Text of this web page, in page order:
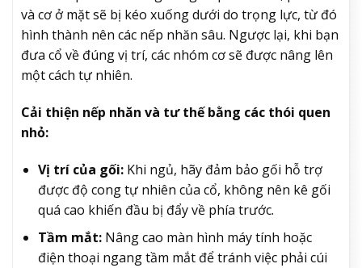
và cơ ở mặt sẽ bị kéo xuống dưới do trọng lực, từ đó
hình thành nên các nếp nhăn sâu. Ngược lại, khi bạn
đưa cổ về đúng vị trí, các nhóm cơ sẽ được nâng lên
một cách tự nhiên.
Cải thiện nếp nhăn và tư thế bằng các thói quen
nhỏ:
Vị trí của gối:Khi ngủ, hãy đảm bảo gối hỗ trợ
được độ cong tự nhiên của cổ, không nên kê gối
quá cao khiến đầu bị đẩy về phía trước.
Tầm mắt:Nâng cao màn hình máy tính hoặc
điện thoại ngang tầm mắt để tránh việc phải cúi